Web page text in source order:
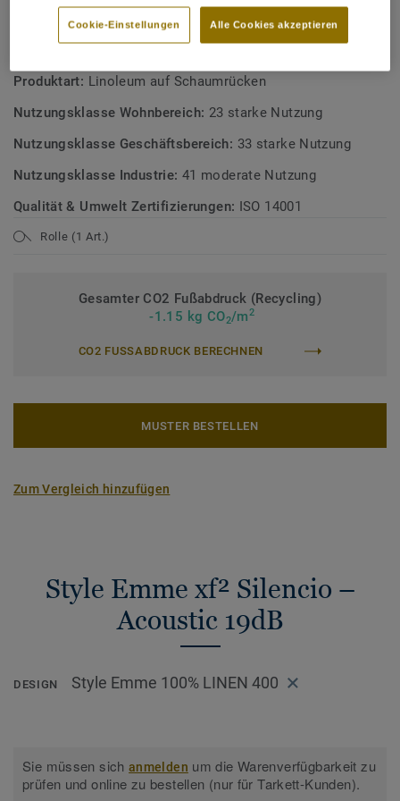
Österreichisches Umweltzeichen
Produktart: Linoleum auf Schaumrücken
Nutzungsklasse Wohnbereich: 23 starke Nutzung
Nutzungsklasse Geschäftsbereich: 33 starke Nutzung
Nutzungsklasse Industrie: 41 moderate Nutzung
Qualität & Umwelt Zertifizierungen: ISO 14001
Rolle (1 Art.)
Gesamter CO2 Fußabdruck (Recycling)
-1.15 kg CO2/m2
CO2 FUSSABDRUCK BERECHNEN
MUSTER BESTELLEN
Zum Vergleich hinzufügen
Style Emme xf² Silencio –
Acoustic 19dB
DESIGN Style Emme 100% LINEN 400
Sie müssen sichanmelden um die Warenverfügbarkeit zu
prüfen und online zu bestellen (nur für Tarkett-Kunden).
Alle Cookies akzeptieren
Cookie-Einstellungen